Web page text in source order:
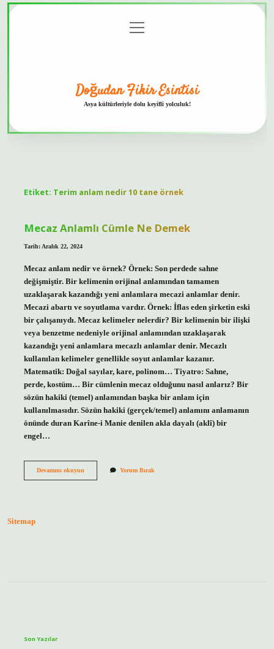
menüyü
aç
Doğudan Fikir Esintisi
Asya kültürleriyle dolu keyifli yolculuk!
Etiket: Terim anlam nedir 10 tane örnek
Mecaz Anlamlı Cümle Ne Demek
Tarih: Aralık 22, 2024
Mecaz anlam nedir ve örnek? Örnek: Son perdede sahne
değişmiştir. Bir kelimenin orijinal anlamından tamamen
uzaklaşarak kazandığı yeni anlamlara mecazi anlamlar denir.
Mecazi abartı ve soyutlama vardır. Örnek: İflas eden şirketin eski
bir çalışanıydı. Mecaz kelimeler nelerdir? Bir kelimenin bir ilişki
veya benzetme nedeniyle orijinal anlamından uzaklaşarak
kazandığı yeni anlamlara mecazlı anlamlar denir. Mecazlı
kullanılan kelimeler genellikle soyut anlamlar kazanır.
Matematik: Doğal sayılar, kare, polinom… Tiyatro: Sahne,
perde, kostüm… Bir cümlenin mecaz olduğunu nasıl anlarız? Bir
sözün hakiki (temel) anlamından başka bir anlam için
kullanılmasıdır. Sözün hakiki (gerçek/temel) anlamını anlamanın
önünde duran Karîne-i Manie denilen akla dayalı (aklî) bir
engel…
Devamını okuyunMecaz
Yorum Bırak
Sitemap
Son Yazılar